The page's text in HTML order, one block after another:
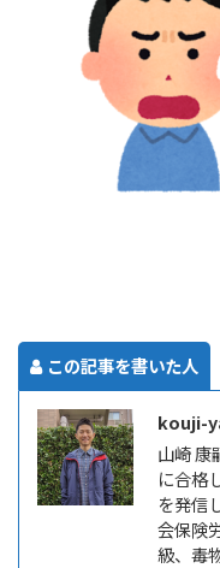
この記事を書いた人
kouji-
山崎 康
に合格
を発信
会保険
級、毒